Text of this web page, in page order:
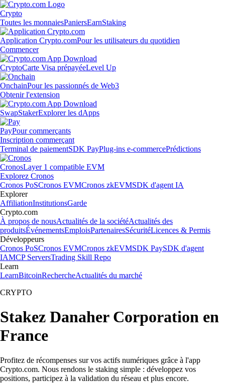
Crypto
Toutes les monnaiesPaniersEarnStaking
Application Crypto.comPour les utilisateurs du quotidien
Commencer
CryptoCarte Visa prépayéeLevel Up
OnchainPour les passionnés de Web3
Obtenir l'extension
SwapStakerExplorer les dApps
PayPour commerçants
Inscription commerçant
Terminal de paiementSDK PayPlug-ins e-commercePrédictions
CronosLayer 1 compatible EVM
Explorez Cronos
Cronos PoSCronos EVMCronos zkEVMSDK d'agent IA
Explorer
AffiliationInstitutionsGarde
Crypto.com
À propos de nousActualités de la sociétéActualités des
produitsÉvénementsEmploisPartenairesSécuritéLicences & Permis
Développeurs
Cronos PoSCronos EVMCronos zkEVMSDK PaySDK d'agent
IAMCP ServersTrading Skill Repo
Learn
LearnBitcoinRechercheActualités du marché
CRYPTO
Stakez Danaher Corporation en
France
Profitez de récompenses sur vos actifs numériques grâce à l'app
Crypto.com. Nous rendons le staking simple : développez vos
positions, participez à la validation du réseau et plus encore.